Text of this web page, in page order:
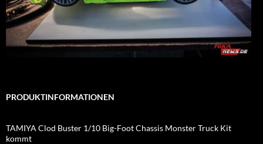
PRODUKTINFORMATIONEN
TAMIYA Clod Buster 1/10 Big-Foot Chassis Monster Truck Kit
kommt